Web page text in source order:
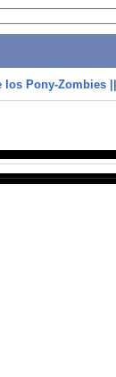
los Pony-Zombies